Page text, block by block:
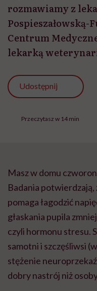
rozmawiamy z
Centrum
lekarką
Udostępnij
Przeczytasz w 14 min
Masz w domu
Badania
pomaga łagodzić
głaskania pupila
czyli hormonu stresu.
samotni i szczęśliwsi
stężenie
dobry nastrój niż